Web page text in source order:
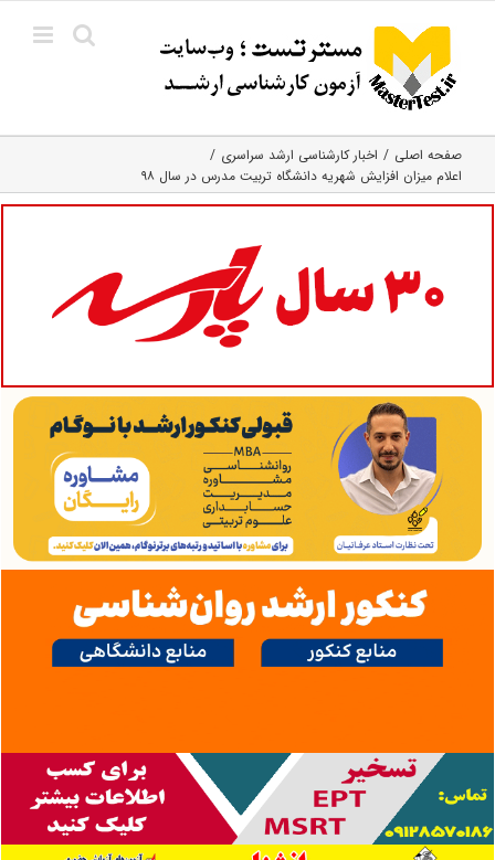
content
صفحه اصلی
اخبار کارشناسی ارشد سراسری
اعلام میزان افزایش شهریه دانشگاه تربیت مدرس در سال ۹۸